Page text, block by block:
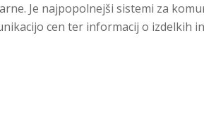
Je najpopolnejši sistemi za
cen ter informacij o izdelkih